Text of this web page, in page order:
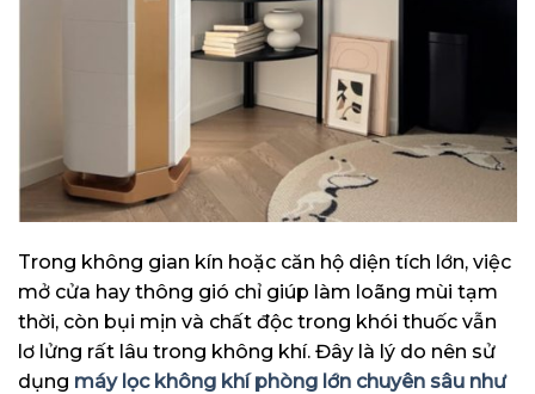
Trong không gian kín hoặc căn hộ diện tích lớn, việc
mở cửa hay thông gió chỉ giúp làm loãng mùi tạm
thời, còn bụi mịn và chất độc trong khói thuốc vẫn
lơ lửng rất lâu trong không khí. Đây là lý do nên sử
dụng máy lọc không khí phòng lớn chuyên sâu như